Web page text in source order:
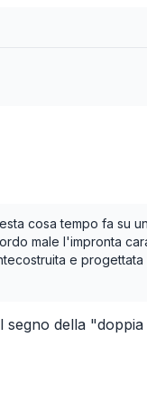
cosa tempo fa su
male l'impronta
e
della